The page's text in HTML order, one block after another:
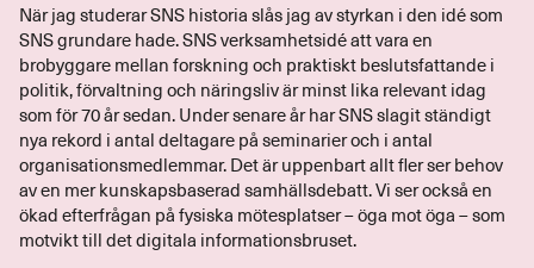
När jag studerar SNS historia slås jag av styrkan i den idé som
SNS grundare hade. SNS verksamhetsidé att vara en
brobyggare mellan forskning och praktiskt beslutsfattande i
politik, förvaltning och näringsliv är minst lika relevant idag
som för 70 år sedan. Under senare år har SNS slagit ständigt
nya rekord i antal deltagare på seminarier och i antal
organisationsmedlemmar. Det är uppenbart allt fler ser behov
av en mer kunskapsbaserad samhällsdebatt. Vi ser också en
ökad efterfrågan på fysiska mötesplatser – öga mot öga – som
motvikt till det digitala informationsbruset.